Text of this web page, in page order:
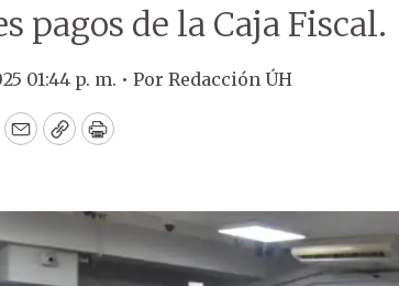
pagos de la Caja Fiscal.
01:44 p. m. • Por Redacción ÚH
EmailCopyPrint